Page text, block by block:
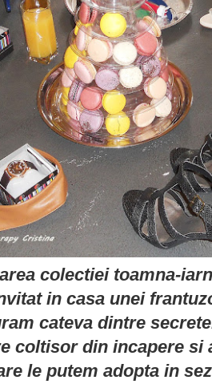
colectiei toamna-
in casa unei
cateva dintre
coltisor din incapere si
le putem adopta in